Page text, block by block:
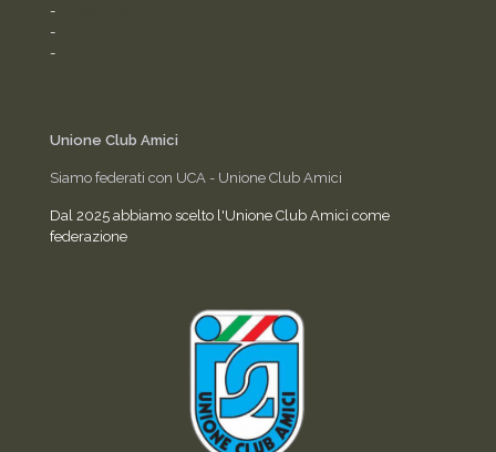
-
-
-
Unione Club Amici
Siamo federati con UCA - Unione Club Amici
Dal 2025 abbiamo scelto l'Unione Club Amici come
federazione